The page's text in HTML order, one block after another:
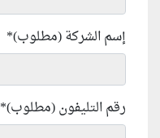
إسم الشركة (مطلوب)*
رقم التليفون (مطلوب)*